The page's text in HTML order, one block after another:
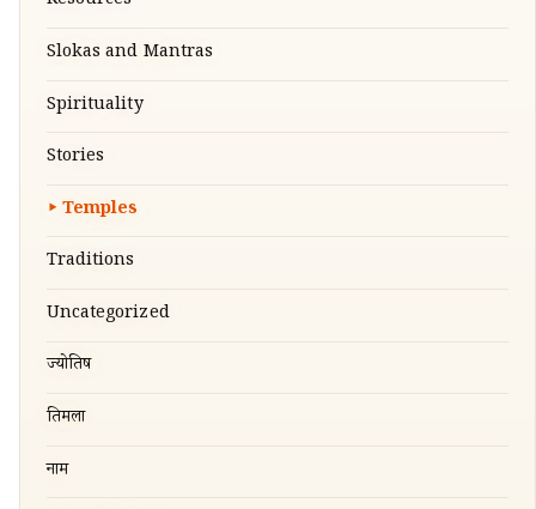
Slokas and Mantras
Spirituality
Stories
Temples
Traditions
Uncategorized
ज्योतिष
तिरुमला
नाम